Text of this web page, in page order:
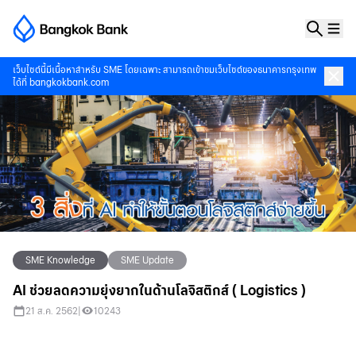
เว็บไซต์นี้มีเนื้อหาสำหรับ SME โดยเฉพาะ สามารถเข้าชมเว็บไซต์ของธนาคารกรุงเทพ
ได้ที่ bangkokbank.com
SME Knowledge SME Update
AI ช่วยลดความยุ่งยากในด้านโลจิสติกส์ ( Logistics )
21 ส.ค. 2562 10243